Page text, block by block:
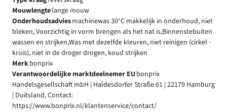
Mouwlengtelange mouw
Onderhoudsadviesmachinewas 30°C makkelijk in onderhoud, niet
bleken, Voorzichtig in vorm brengen als het nat is,Binnenstebuiten
wassen en strijken,Was met dezelfde kleuren, niet reinigen (cirkel -
kruis), niet in de droger drogen, koud strijken
Merkbonprix
Verantwoordelijke marktdeelnemer EUbonprix
Handelsgesellschaft mbH | Haldesdorfer Straße 61 | 22179 Hamburg
| Duitsland, Contact:
https://www.bonprix.nl/klantenservice/contact/